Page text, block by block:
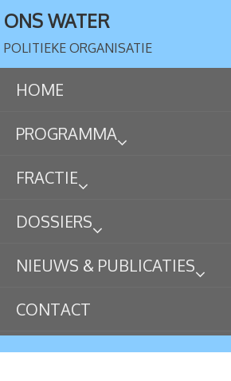
ONS WATER
POLITIEKE ORGANISATIE
HOME
PROGRAMMA
FRACTIE
DOSSIERS
NIEUWS & PUBLICATIES
CONTACT